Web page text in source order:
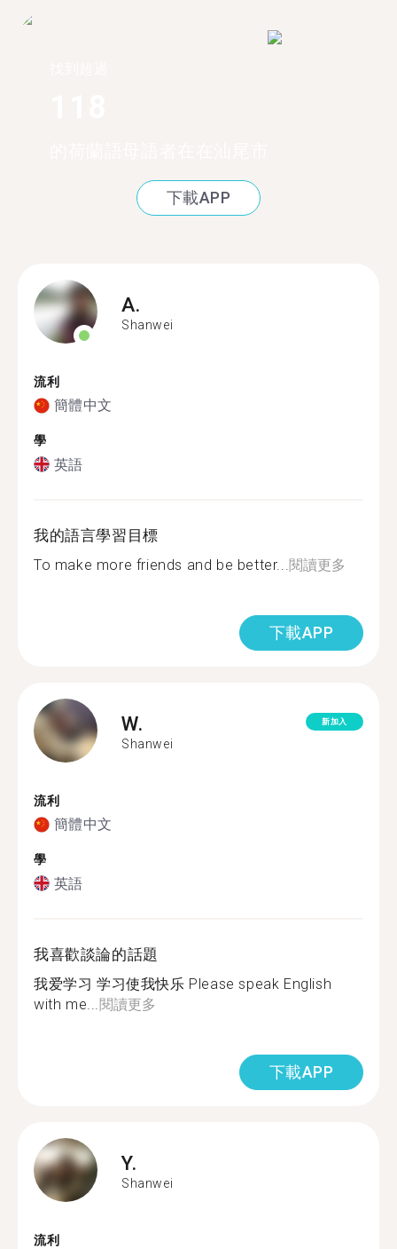
下載APP
A.
Shanwei
流利
簡體中文
學
英語
我的語言學習目標
To make more friends and be better... 閱讀更多
下載APP
W.
Shanwei
新加入
流利
簡體中文
學
英語
我喜歡談論的話題
我爱学习 学习使我快乐 Please speak English
with me... 閱讀更多
下載APP
Y.
Shanwei
流利